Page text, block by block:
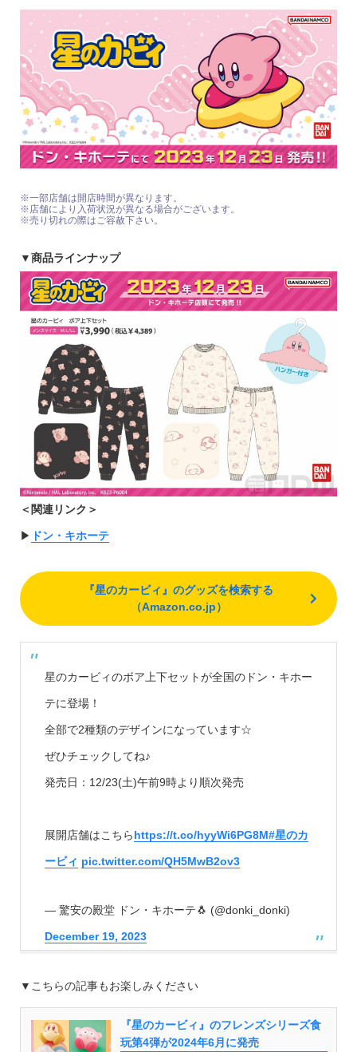
※一部店舗は開店時間が異なります。
※店舗により入荷状況が異なる場合がございます。
※売り切れの際はご容赦下さい。
▼商品ラインナップ
＜関連リンク＞
▶︎ ドン・キホーテ
『星のカービィ』のグッズを検索する
（Amazon.co.jp）
星のカービィのボア上下セットが全国のドン・キホー
テに登場！
全部で2種類のデザインになっています☆
ぜひチェックしてね♪
発売日：12/23(土)午前9時より順次発売
展開店舗はこちらhttps://t.co/hyyWi6PG8M#星のカ
ービィ pic.twitter.com/QH5MwB2ov3
— 驚安の殿堂 ドン・キホーテ🐧 (@donki_donki)
December 19, 2023
▼こちらの記事もお楽しみください
『星のカービィ』のフレンズシリーズ食
玩第4弾が2024年6月に発売